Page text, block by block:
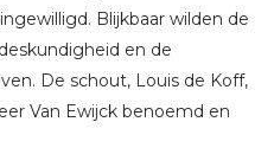
Blijkbaar wilden de
en de
De schout, Louis de Koff,
Van Ewijck benoemd en